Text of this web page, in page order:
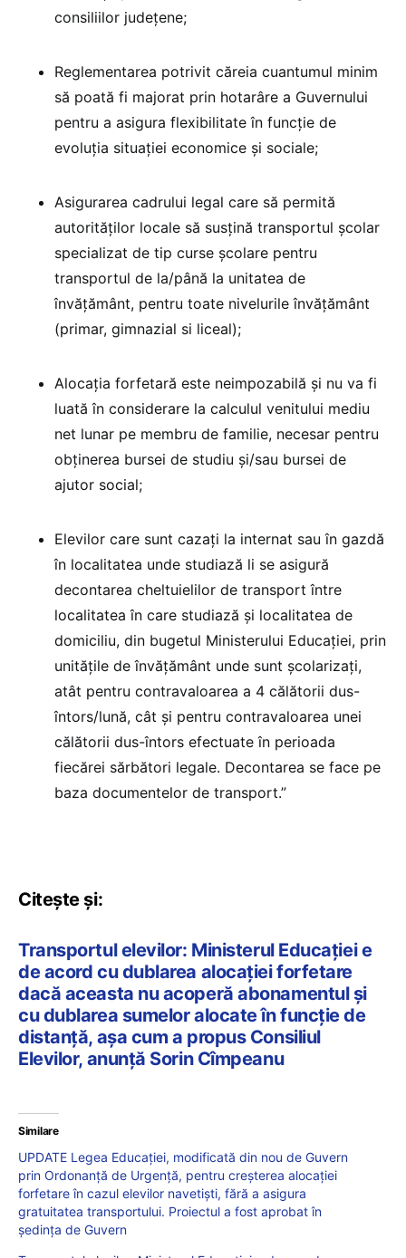
consiliilor județene;
Reglementarea potrivit căreia cuantumul minim
să poată fi majorat prin hotarâre a Guvernului
pentru a asigura flexibilitate în funcție de
evoluția situației economice și sociale;
Asigurarea cadrului legal care să permită
autorităților locale să susțină transportul școlar
specializat de tip curse şcolare pentru
transportul de la/până la unitatea de
învăţământ, pentru toate nivelurile învățământ
(primar, gimnazial si liceal);
Alocația forfetară este neimpozabilă și nu va fi
luată în considerare la calculul venitului mediu
net lunar pe membru de familie, necesar pentru
obținerea bursei de studiu și/sau bursei de
ajutor social;
Elevilor care sunt cazaţi la internat sau în gazdă
în localitatea unde studiază li se asigură
decontarea cheltuielilor de transport între
localitatea în care studiază și localitatea de
domiciliu, din bugetul Ministerului Educaţiei, prin
unităţile de învăţământ unde sunt şcolarizaţi,
atât pentru contravaloarea a 4 călătorii dus-
întors/lună, cât și pentru contravaloarea unei
călătorii dus-întors efectuate în perioada
fiecărei sărbători legale. Decontarea se face pe
baza documentelor de transport.”
Citește și:
Transportul elevilor: Ministerul Educației e
de acord cu dublarea alocației forfetare
dacă aceasta nu acoperă abonamentul și
cu dublarea sumelor alocate în funcție de
distanță, așa cum a propus Consiliul
Elevilor, anunță Sorin Cîmpeanu
Similare
UPDATE Legea Educației, modificată din nou de Guvern
prin Ordonanță de Urgență, pentru creșterea alocației
forfetare în cazul elevilor navetiști, fără a asigura
gratuitatea transportului. Proiectul a fost aprobat în
ședința de Guvern